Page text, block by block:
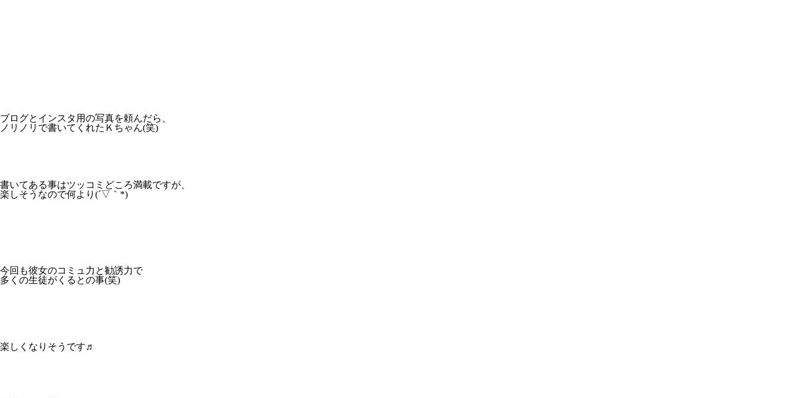
ブログとインスタ用の写真を頼んだら、
ノリノリで書いてくれたＫちゃん(笑)
書いてある事はツッコミどころ満載ですが、
楽しそうなので何より(´▽｀*)
今回も彼女のコミュ力と勧誘力で
多くの生徒がくるとの事(笑)
楽しくなりそうです♬